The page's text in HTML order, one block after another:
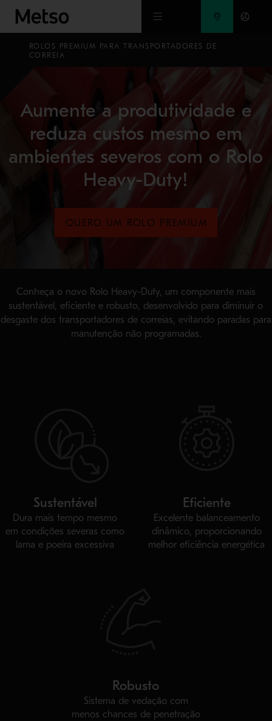
Ir para o conteúdo principal
ROLOS PREMIUM PARA TRANSPORTADORES DE
CORREIA
Aumente a produtividade e
reduza custos mesmo em
ambientes severos com o Rolo
Heavy-Duty!
QUERO UM ROLO PREMIUM
Conheça o novo Rolo Heavy-Duty, um componente mais
sustentável, eficiente e robusto, desenvolvido para diminuir o
desgaste dos transportadores de correias, evitando paradas para
manutenção não programadas.
Sustentável
Dura mais tempo mesmo
em condições severas como
lama e poeira excessiva
Eficiente
Excelente balanceamento
dinâmico, proporcionando
melhor eficiência energética
Robusto
Sistema de vedação com
menos chances de penetração